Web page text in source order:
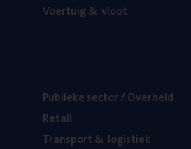
Voer­tuig& vloot
Publie­ke sec­tor / Overheid
Retail
Trans­port& logistiek